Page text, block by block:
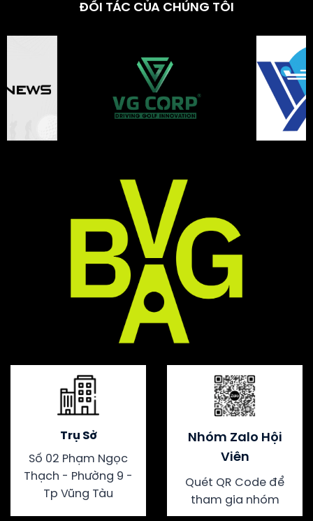
ĐỐI TÁC CỦA CHÚNG TÔI
Trụ Sở
Số 02 Phạm Ngọc
Thạch - Phường 9 -
Tp Vũng Tàu
Nhóm Zalo Hội
Viên
Quét QR Code để
tham gia nhóm